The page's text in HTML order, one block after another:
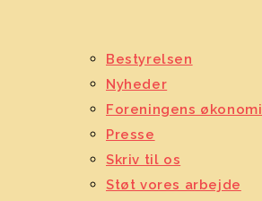
Bestyrelsen
Nyheder
Foreningens økonomi
Presse
Skriv til os
Støt vores arbejde